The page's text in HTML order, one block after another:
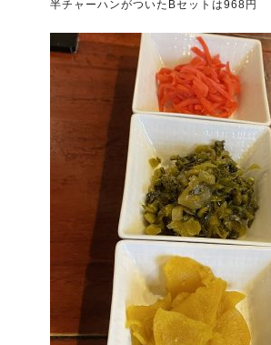
半チャーハンがついたBセットは968円